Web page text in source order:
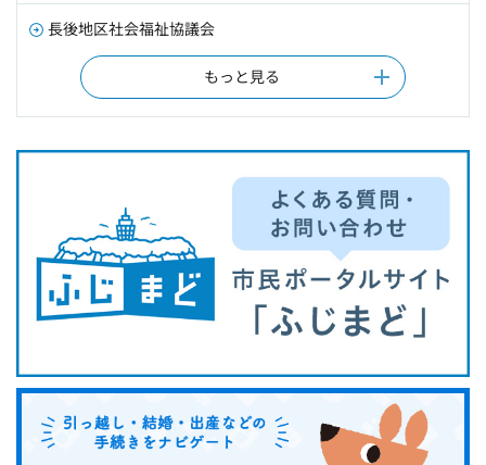
長後地区社会福祉協議会
もっと見る